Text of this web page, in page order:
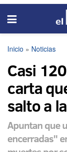
Inicio » Noticias
Casi
carta
salto a
Apuntan que
encerradas"